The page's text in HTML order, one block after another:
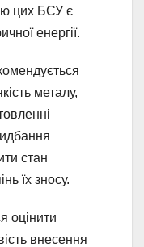
цих БСУ є
енергії.
металу,
стан
їх зносу.
оцінити
внесення